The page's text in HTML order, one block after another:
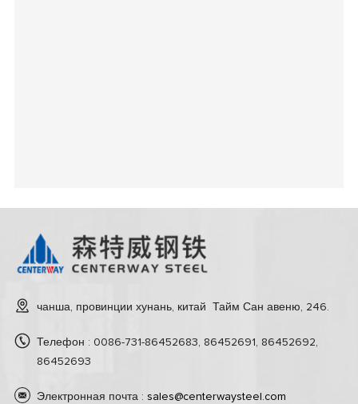
чанша, провинции хунань, китай Тайм Сан авеню, 246.
Телефон : 0086-731-86452683, 86452691, 86452692,
86452693
Электронная почта : sales@centerwaysteel.com